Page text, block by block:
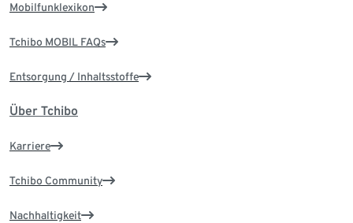
Mobilfunklexikon
Tchibo MOBIL FAQs
Entsorgung / Inhaltsstoffe
Über Tchibo
Karriere
Tchibo Community
Nachhaltigkeit